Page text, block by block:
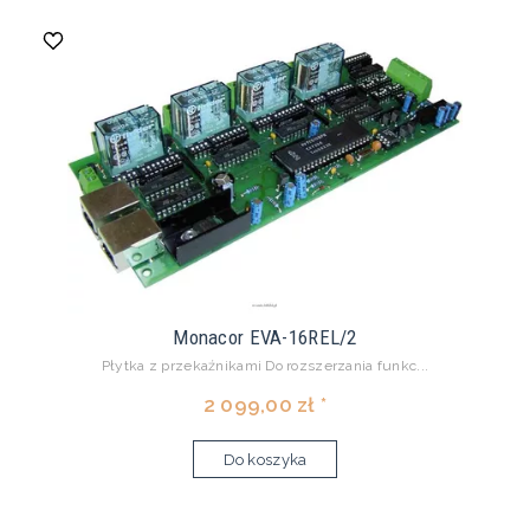
Monacor EVA-16REL/2
Płytka z przekaźnikami Do rozszerzania funkc...
2 099,00 zł *
Do koszyka